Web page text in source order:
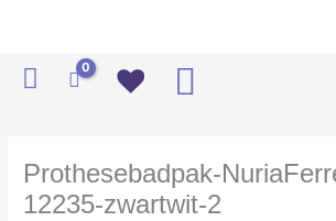
inhoud
Zoeken
Prothesebadpak-
12235-zwartwit-2